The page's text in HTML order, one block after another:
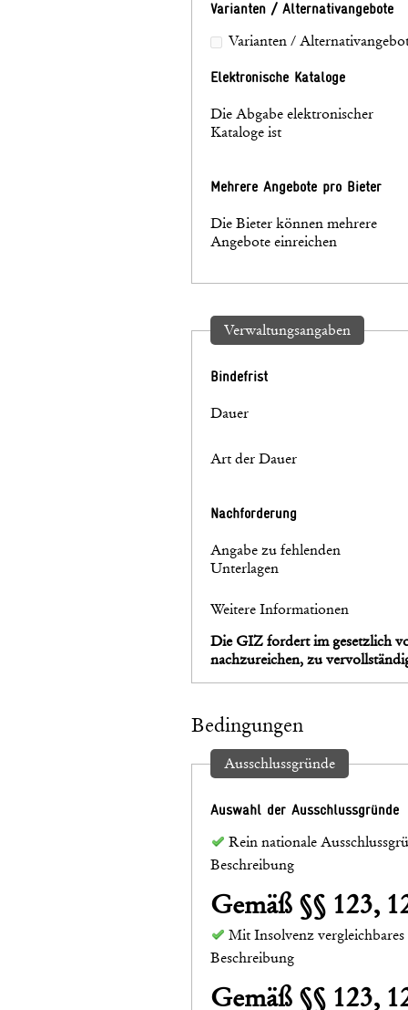
Varianten / Alternativangebote
Varianten /
Elektronische Kataloge
Die Abgabe elektronischer
Kataloge ist
Mehrere Angebote pro Bieter
Die Bieter können mehrere
Angebote einreichen
Verwaltungsangaben
Bindefrist
Dauer
Art der Dauer
Nachforderung
Angabe zu fehlenden
Unterlagen
Weitere Informationen
Die GIZ fordert im gesetzlich
nachzureichen, zu
Bedingungen
Ausschlussgründe
Auswahl der Ausschlussgründe
Rein nationale
Beschreibung
Gemäß §§ 123,
Mit Insolvenz vergleichbares
Beschreibung
Gemäß §§ 123,